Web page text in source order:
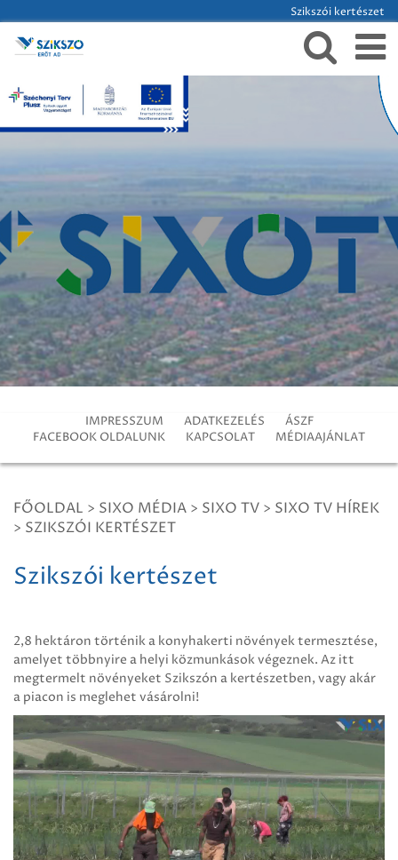
Szikszói kertészet
IMPRESSZUM ADATKEZELÉS
ÁSZF
FACEBOOK OLDALUNK
KAPCSOLAT MÉDIAAJÁNLAT
FŐOLDAL > SIXO MÉDIA > SIXO TV > SIXO TV HÍREK
> SZIKSZÓI KERTÉSZET
Szikszói kertészet
2,8 hektáron történik a konyhakerti növények termesztése,
amelyet többnyire a helyi közmunkások végeznek. Az itt
megtermelt növényeket Szikszón a kertészetben, vagy akár
a piacon is meglehet vásárolni!